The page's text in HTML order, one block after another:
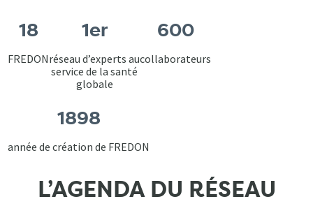
18
FREDON
1er
réseau d’experts au
service de la santé
globale
600
collaborateurs
1898
année de création de FREDON
L’AGENDA DU RÉSEAU